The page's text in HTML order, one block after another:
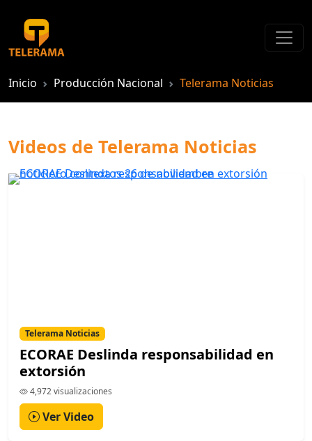
Inicio Producción Nacional Telerama Noticias
Videos de Telerama Noticias
Telerama Noticias
ECORAE Deslinda responsabilidad en
extorsión
4,972 visualizaciones
Ver Video